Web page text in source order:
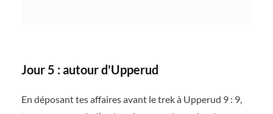
Jour 5 : autour d'Upperud
En déposant tes affaires avant le trek à Upperud 9 : 9,